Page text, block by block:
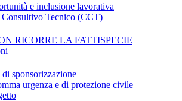
e inclusione lavorativa
Tecnico (CCT)
RICORRE LA FATTISPECIE
sponsorizzazione
urgenza e di protezione civile